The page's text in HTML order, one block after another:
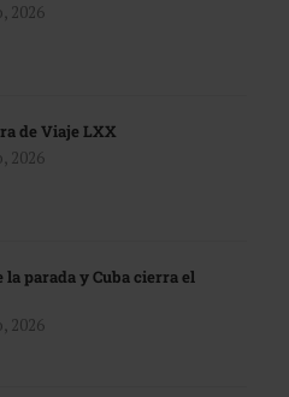
2026
de Viaje LXX
2026
la parada y Cuba cierra el
2026